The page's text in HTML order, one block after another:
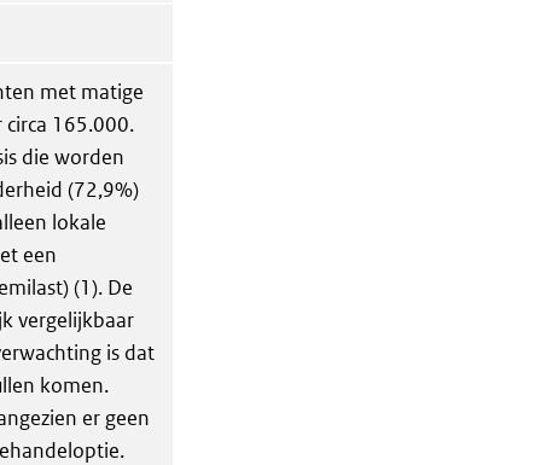
met matige
165.000.
die worden
(72,9%)
lokale
een
(1). De
vergelijkbaar
is dat
komen.
er geen